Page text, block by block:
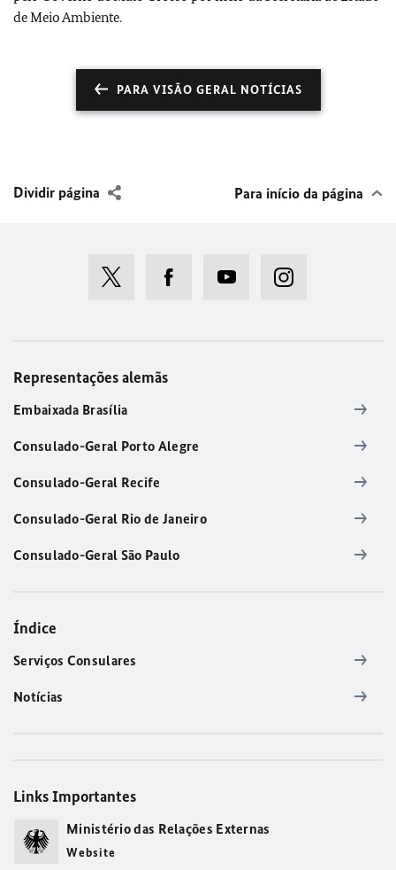
de Meio Ambiente.
PARA VISÃO GERAL NOTÍCIAS
Dividir página Para início da página
Representações alemãs
Embaixada Brasília
Consulado-Geral Porto Alegre
Consulado-Geral Recife
Consulado-Geral Rio de Janeiro
Consulado-Geral São Paulo
Índice
Serviços Consulares
Notícias
Links Importantes
Ministério das Relações Externas
Website